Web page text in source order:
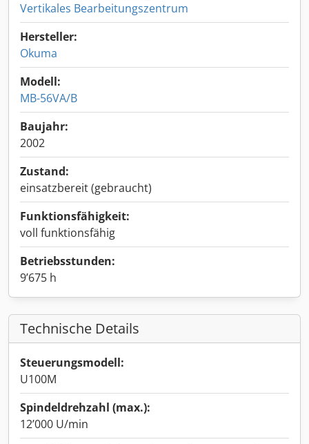
Vertikales Bearbeitungszentrum
Hersteller:
Okuma
Modell:
MB-56VA/B
Baujahr:
2002
Zustand:
einsatzbereit (gebraucht)
Funktionsfähigkeit:
voll funktionsfähig
Betriebsstunden:
9’675 h
Technische Details
Steuerungsmodell:
U100M
Spindeldrehzahl (max.):
12’000 U/min